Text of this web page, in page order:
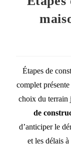
Étapes de
complet
choix du terrain
de
d’anticiper le
et les délais